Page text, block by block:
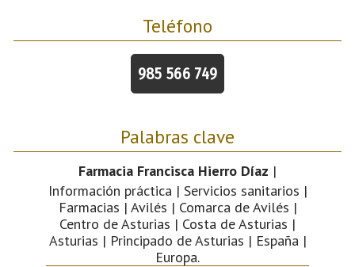
Teléfono
985 566 749
Palabras clave
Farmacia Francisca Hierro Díaz |
Información práctica | Servicios sanitarios |
Farmacias | Avilés | Comarca de Avilés |
Centro de Asturias | Costa de Asturias |
Asturias | Principado de Asturias | España |
Europa.